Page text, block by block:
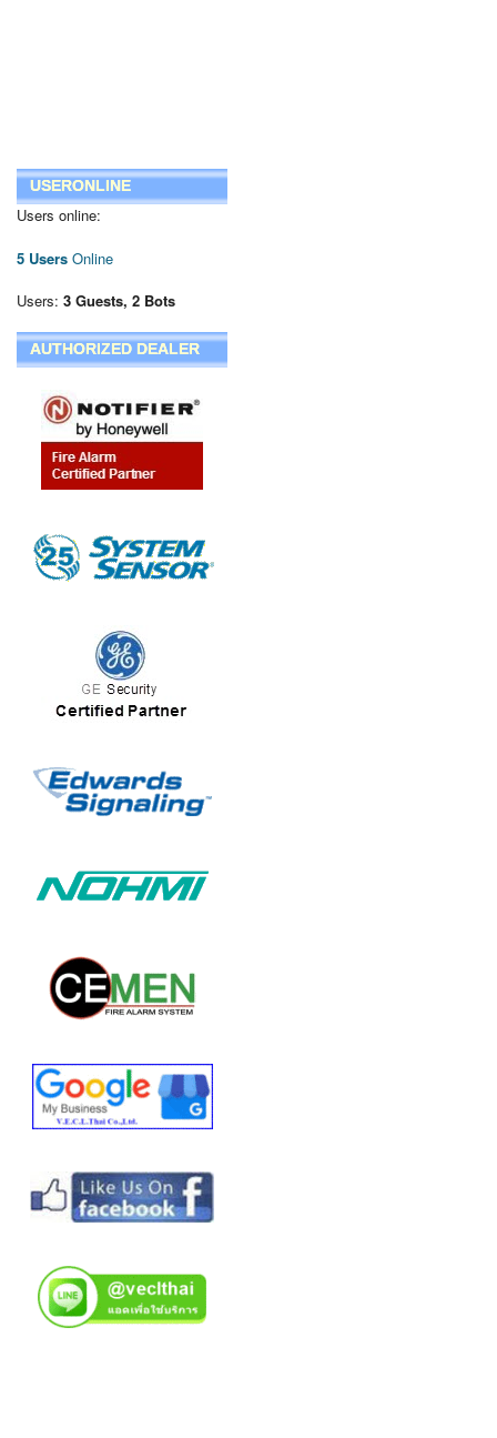
USERONLINE
Users online:
5 Users Online
Users: 3 Guests, 2 Bots
AUTHORIZED DEALER